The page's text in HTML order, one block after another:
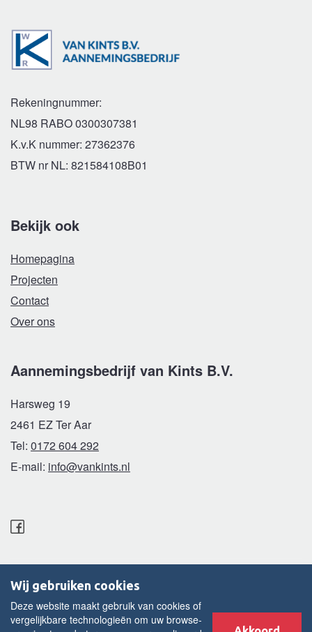
Rekeningnummer:
NL98 RABO 0300307381
K.v.K nummer: 27362376
BTW nr NL: 821584108B01
Bekijk ook
Homepagina
Projecten
Contact
Over ons
Aannemingsbedrijf van Kints B.V.
Harsweg 19
2461 EZ Ter Aar
Tel: 0172 604 292
E-mail: info@vankints.nl
van Kints B.V © 2015 - 2026 |
Disclaimer
Cookies
Wij gebruiken cookies
Deze website maakt gebruik van cookies of
vergelijkbare technologieën om uw browse-